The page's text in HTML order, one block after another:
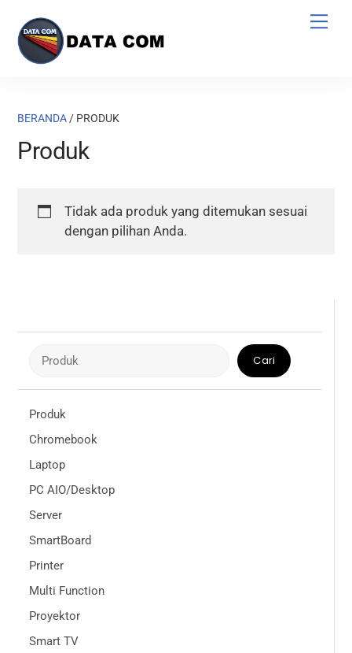
content
BERANDA / PRODUK
Produk
Tidak ada produk yang ditemukan sesuai
dengan pilihan Anda.
Cari
Produk
Chromebook
Laptop
PC AIO/Desktop
Server
SmartBoard
Printer
Multi Function
Proyektor
Smart TV